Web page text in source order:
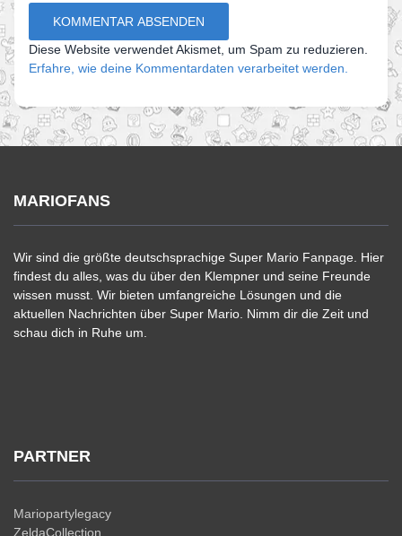
Diese Website verwendet Akismet, um Spam zu reduzieren.
Erfahre, wie deine Kommentardaten verarbeitet werden.
MARIOFANS
Wir sind die größte deutschsprachige Super Mario Fanpage. Hier
findest du alles, was du über den Klempner und seine Freunde
wissen musst. Wir bieten umfangreiche Lösungen und die
aktuellen Nachrichten über Super Mario. Nimm dir die Zeit und
schau dich in Ruhe um.
PARTNER
Mariopartylegacy
ZeldaCollection